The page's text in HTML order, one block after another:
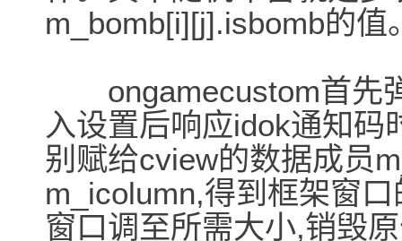
m_bomb[i][j].isbomb的值
ongamecustom首先
入设置后响应idok通知码
别赋给cview的数据成员
m_icolumn,得到框架窗
窗口调至所需大小,销毁